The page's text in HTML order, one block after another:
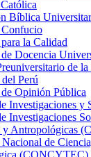
Bíblica
la Calidad
Docencia
de
Perú
Opinión Pública
Investigaciones y
Investigaciones
y Antropológicas
de
(CONCYTEC)